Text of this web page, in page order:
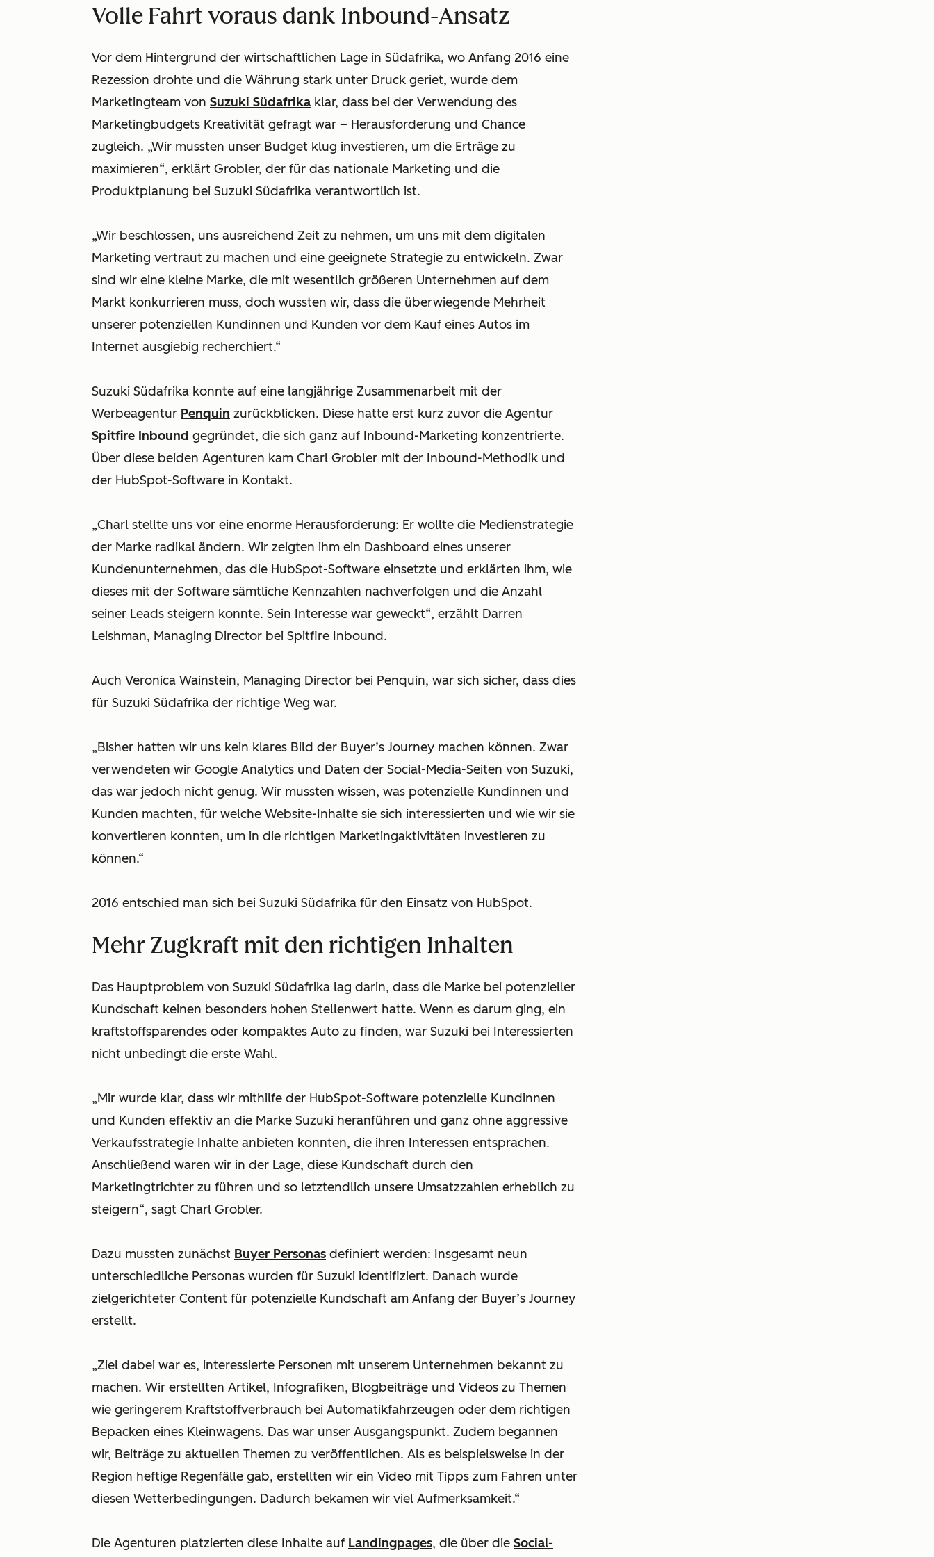
Volle Fahrt voraus dank Inbound-Ansatz
Vor dem Hintergrund der wirtschaftlichen Lage in Südafrika, wo Anfang 2016 eine
Rezession drohte und die Währung stark unter Druck geriet, wurde dem
Marketingteam von Suzuki Südafrika klar, dass bei der Verwendung des
Marketingbudgets Kreativität gefragt war – Herausforderung und Chance
zugleich. „Wir mussten unser Budget klug investieren, um die Erträge zu
maximieren“, erklärt Grobler, der für das nationale Marketing und die
Produktplanung bei Suzuki Südafrika verantwortlich ist.
„Wir beschlossen, uns ausreichend Zeit zu nehmen, um uns mit dem digitalen
Marketing vertraut zu machen und eine geeignete Strategie zu entwickeln. Zwar
sind wir eine kleine Marke, die mit wesentlich größeren Unternehmen auf dem
Markt konkurrieren muss, doch wussten wir, dass die überwiegende Mehrheit
unserer potenziellen Kundinnen und Kunden vor dem Kauf eines Autos im
Internet ausgiebig recherchiert.“
Suzuki Südafrika konnte auf eine langjährige Zusammenarbeit mit der
Werbeagentur Penquin zurückblicken. Diese hatte erst kurz zuvor die Agentur
Spitfire Inbound gegründet, die sich ganz auf Inbound-Marketing konzentrierte.
Über diese beiden Agenturen kam Charl Grobler mit der Inbound-Methodik und
der HubSpot-Software in Kontakt.
„Charl stellte uns vor eine enorme Herausforderung: Er wollte die Medienstrategie
der Marke radikal ändern. Wir zeigten ihm ein Dashboard eines unserer
Kundenunternehmen, das die HubSpot-Software einsetzte und erklärten ihm, wie
dieses mit der Software sämtliche Kennzahlen nachverfolgen und die Anzahl
seiner Leads steigern konnte. Sein Interesse war geweckt“, erzählt Darren
Leishman, Managing Director bei Spitfire Inbound.
Auch Veronica Wainstein, Managing Director bei Penquin, war sich sicher, dass dies
für Suzuki Südafrika der richtige Weg war.
„Bisher hatten wir uns kein klares Bild der Buyer’s Journey machen können. Zwar
verwendeten wir Google Analytics und Daten der Social-Media-Seiten von Suzuki,
das war jedoch nicht genug. Wir mussten wissen, was potenzielle Kundinnen und
Kunden machten, für welche Website-Inhalte sie sich interessierten und wie wir sie
konvertieren konnten, um in die richtigen Marketingaktivitäten investieren zu
können.“
2016 entschied man sich bei Suzuki Südafrika für den Einsatz von HubSpot.
Mehr Zugkraft mit den richtigen Inhalten
Das Hauptproblem von Suzuki Südafrika lag darin, dass die Marke bei potenzieller
Kundschaft keinen besonders hohen Stellenwert hatte. Wenn es darum ging, ein
kraftstoffsparendes oder kompaktes Auto zu finden, war Suzuki bei Interessierten
nicht unbedingt die erste Wahl.
„Mir wurde klar, dass wir mithilfe der HubSpot-Software potenzielle Kundinnen
und Kunden effektiv an die Marke Suzuki heranführen und ganz ohne aggressive
Verkaufsstrategie Inhalte anbieten konnten, die ihren Interessen entsprachen.
Anschließend waren wir in der Lage, diese Kundschaft durch den
Marketingtrichter zu führen und so letztendlich unsere Umsatzzahlen erheblich zu
steigern“, sagt Charl Grobler.
Dazu mussten zunächst Buyer Personas definiert werden: Insgesamt neun
unterschiedliche Personas wurden für Suzuki identifiziert. Danach wurde
zielgerichteter Content für potenzielle Kundschaft am Anfang der Buyer’s Journey
erstellt.
„Ziel dabei war es, interessierte Personen mit unserem Unternehmen bekannt zu
machen. Wir erstellten Artikel, Infografiken, Blogbeiträge und Videos zu Themen
wie geringerem Kraftstoffverbrauch bei Automatikfahrzeugen oder dem richtigen
Bepacken eines Kleinwagens. Das war unser Ausgangspunkt. Zudem begannen
wir, Beiträge zu aktuellen Themen zu veröffentlichen. Als es beispielsweise in der
Region heftige Regenfälle gab, erstellten wir ein Video mit Tipps zum Fahren unter
diesen Wetterbedingungen. Dadurch bekamen wir viel Aufmerksamkeit.“
Die Agenturen platzierten diese Inhalte auf Landingpages, die über die Social-